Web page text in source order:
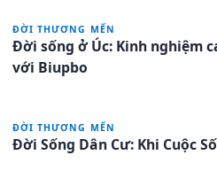
ĐỜI THƯƠNG MẾN
Đời sống ở Úc: Kinh nghiệm
với Biupbo
ĐỜI THƯƠNG MẾN
Đời Sống Dân Cư: Khi Cuộc